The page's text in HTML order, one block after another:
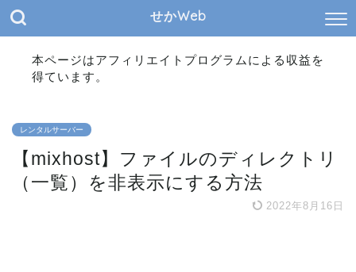
せかWeb
本ページはアフィリエイトプログラムによる収益を
得ています。
レンタルサーバー
【mixhost】ファイルのディレクトリ
（一覧）を非表示にする方法
2022年8月16日